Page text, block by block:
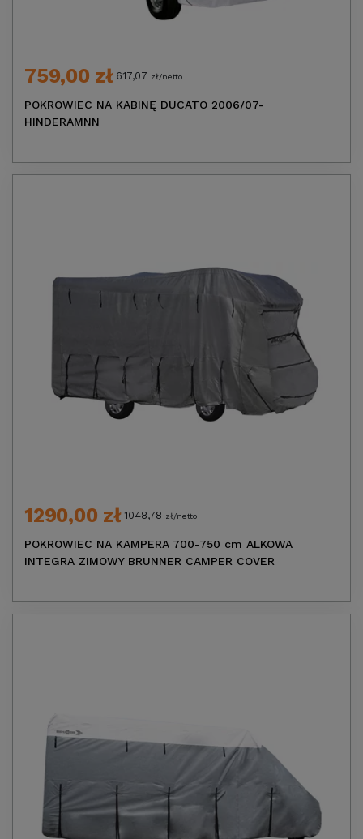
759,00 zł 617,07 zł/netto
POKROWIEC NA KABINĘ DUCATO 2006/07-
HINDERAMNN
1290,00 zł 1048,78 zł/netto
POKROWIEC NA KAMPERA 700-750 cm ALKOWA
INTEGRA ZIMOWY BRUNNER CAMPER COVER